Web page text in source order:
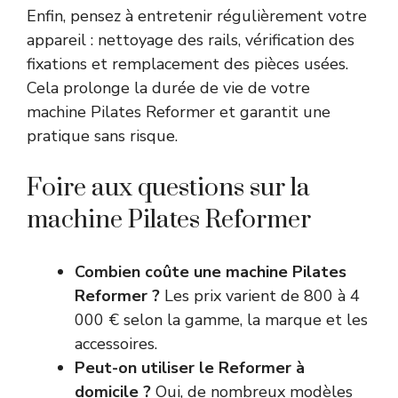
Enfin, pensez à entretenir régulièrement votre
appareil : nettoyage des rails, vérification des
fixations et remplacement des pièces usées.
Cela prolonge la durée de vie de votre
machine Pilates Reformer et garantit une
pratique sans risque.
Foire aux questions sur la
machine Pilates Reformer
Combien coûte une machine Pilates
Reformer ? Les prix varient de 800 à 4
000 € selon la gamme, la marque et les
accessoires.
Peut-on utiliser le Reformer à
domicile ? Oui, de nombreux modèles